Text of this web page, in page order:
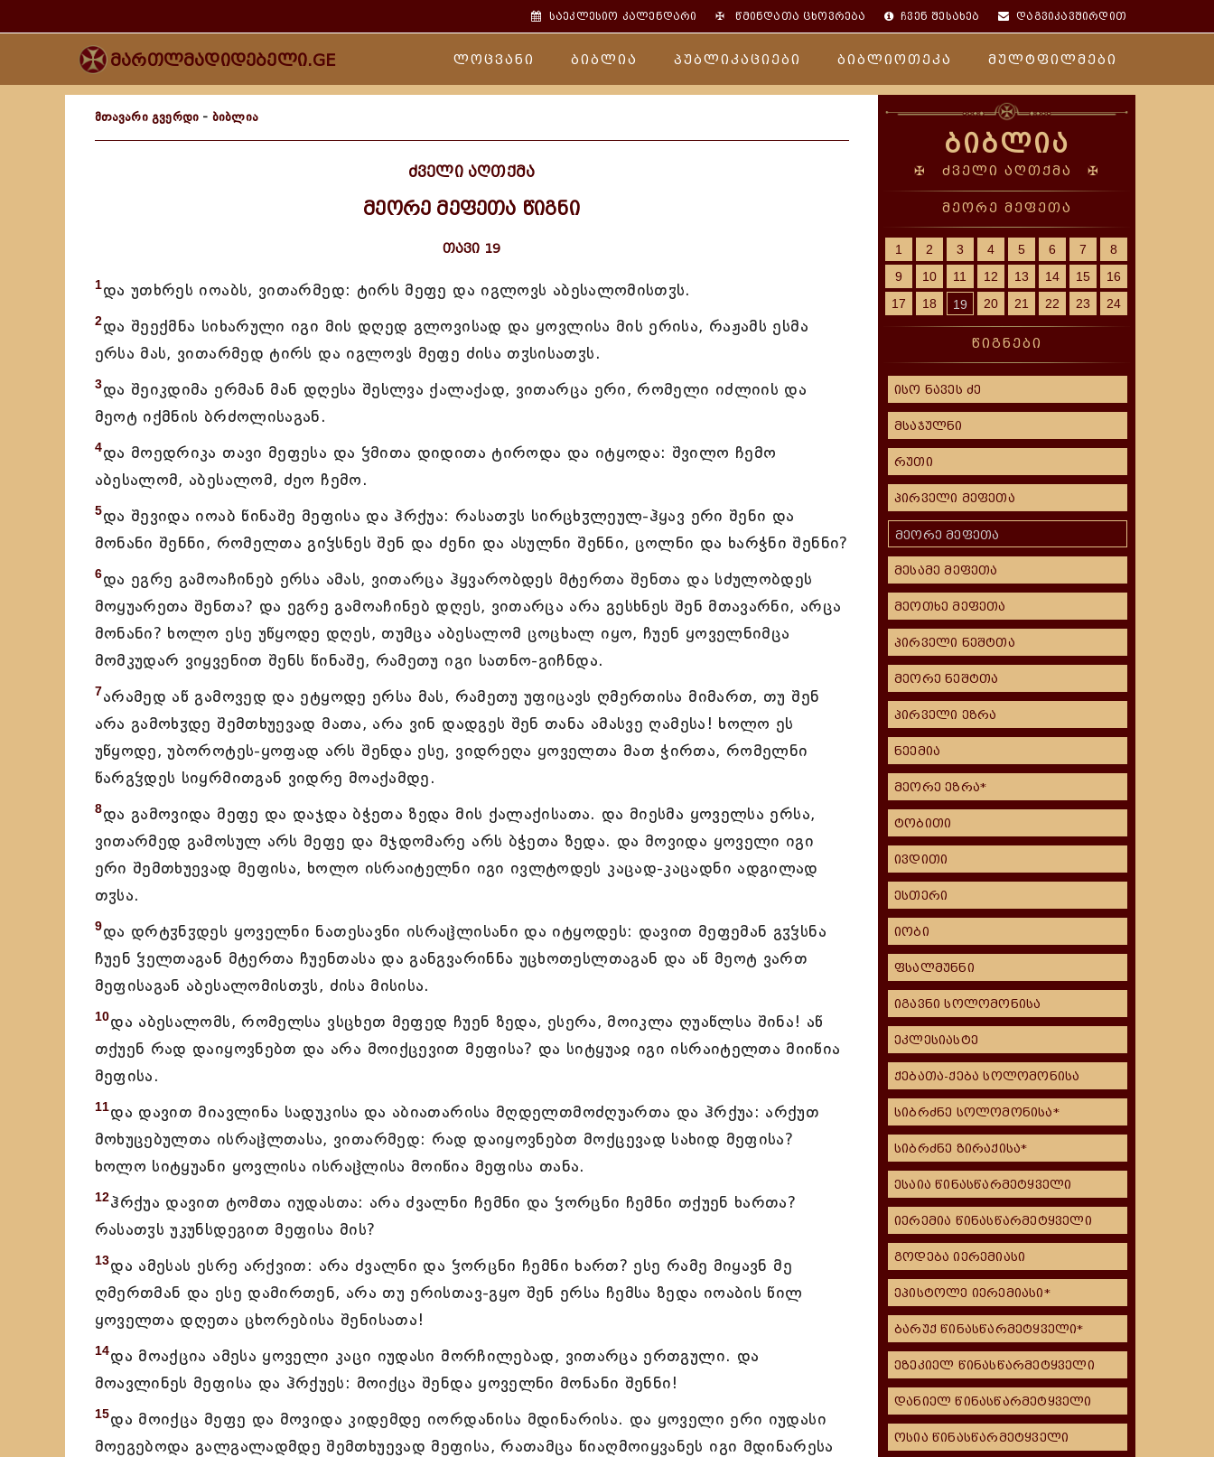
საეკლესიო კალენდარი ✠წმინდათა ცხოვრება ჩვენ შესახებ დაგვიკავშირდით
მართლმადიდებელი.GE ლოცვანი ბიბლია პუბლიკაციები ბიბლიოთეკა მულტფილმები
მთავარი გვერდი - ბიბლია
ძველი აღთქმა
მეორე მეფეთა წიგნი
თავი 19
1და უთხრეს იოაბს, ვითარმედ: ტირს მეფე და იგლოვს აბესალომისთჳს.
2და შეექმნა სიხარული იგი მის დღედ გლოვისად და ყოვლისა მის ერისა, რაჟამს ესმა
ერსა მას, ვითარმედ ტირს და იგლოვს მეფე ძისა თჳსისათჳს.
3და შეიკდიმა ერმან მან დღესა შესლვა ქალაქად, ვითარცა ერი, რომელი იძლიის და
მეოტ იქმნის ბრძოლისაგან.
4და მოედრიკა თავი მეფესა და ჴმითა დიდითა ტიროდა და იტყოდა: შვილო ჩემო
აბესალომ, აბესალომ, ძეო ჩემო.
5და შევიდა იოაბ წინაშე მეფისა და ჰრქუა: რასათჳს სირცხჳლეულ-ჰყავ ერი შენი და
მონანი შენნი, რომელთა გიჴსნეს შენ და ძენი და ასულნი შენნი, ცოლნი და ხარჭნი შენნი?
6და ეგრე გამოაჩინებ ერსა ამას, ვითარცა ჰყვარობდეს მტერთა შენთა და სძულობდეს
მოყუარეთა შენთა? და ეგრე გამოაჩინებ დღეს, ვითარცა არა გესხნეს შენ მთავარნი, არცა
მონანი? ხოლო ესე უწყოდე დღეს, თუმცა აბესალომ ცოცხალ იყო, ჩუენ ყოველნიმცა
მომკუდარ ვიყვენით შენს წინაშე, რამეთუ იგი სათნო-გიჩნდა.
7არამედ აწ გამოვედ და ეტყოდე ერსა მას, რამეთუ უფიცავს ღმერთისა მიმართ, თუ შენ
არა გამოხჳდე შემთხუევად მათა, არა ვინ დადგეს შენ თანა ამასვე ღამესა! ხოლო ეს
უწყოდე, უბოროტეს-ყოფად არს შენდა ესე, ვიდრეღა ყოველთა მათ ჭირთა, რომელნი
წარგჴდეს სიყრმითგან ვიდრე მოაქამდე.
8და გამოვიდა მეფე და დაჯდა ბჭეთა ზედა მის ქალაქისათა. და მიესმა ყოველსა ერსა,
ვითარმედ გამოსულ არს მეფე და მჯდომარე არს ბჭეთა ზედა. და მოვიდა ყოველი იგი
ერი შემთხუევად მეფისა, ხოლო ისრაიტელნი იგი ივლტოდეს კაცად-კაცადნი ადგილად
თჳსა.
9და დრტჳნჳდეს ყოველნი ნათესავნი ისრაჱლისანი და იტყოდეს: დავით მეფემან გჳჴსნა
ჩუენ ჴელთაგან მტერთა ჩუენთასა და განგვარინნა უცხოთესლთაგან და აწ მეოტ ვართ
მეფისაგან აბესალომისთჳს, ძისა მისისა.
10და აბესალომს, რომელსა ვსცხეთ მეფედ ჩუენ ზედა, ესერა, მოიკლა ღუაწლსა შინა! აწ
თქუენ რად დაიყოვნებთ და არა მოიქცევით მეფისა? და სიტყუაჲ იგი ისრაიტელთა მიიწია
მეფისა.
11და დავით მიავლინა სადუკისა და აბიათარისა მღდელთმოძღუართა და ჰრქუა: არქუთ
მოხუცებულთა ისრაჱლთასა, ვითარმედ: რად დაიყოვნებთ მოქცევად სახიდ მეფისა?
ხოლო სიტყუანი ყოვლისა ისრაჱლისა მოიწია მეფისა თანა.
12ჰრქუა დავით ტომთა იუდასთა: არა ძვალნი ჩემნი და ჴორცნი ჩემნი თქუენ ხართა?
რასათჳს უკუნსდეგით მეფისა მის?
13და ამესას ესრე არქვით: არა ძვალნი და ჴორცნი ჩემნი ხართ? ესე რამე მიყავნ მე
ღმერთმან და ესე დამირთენ, არა თუ ერისთავ-გყო შენ ერსა ჩემსა ზედა იოაბის წილ
ყოველთა დღეთა ცხორებისა შენისათა!
14და მოაქცია ამესა ყოველი კაცი იუდასი მორჩილებად, ვითარცა ერთგული. და
მოავლინეს მეფისა და ჰრქუეს: მოიქცა შენდა ყოველნი მონანი შენნი!
15და მოიქცა მეფე და მოვიდა კიდემდე იორდანისა მდინარისა. და ყოველი ერი იუდასი
მოეგებოდა გალგალადმდე შემთხუევად მეფისა, რათამცა წიაღმოიყვანეს იგი მდინარესა
ბიბლია
✠ ძველი აღთქმა ✠
მეორე მეფეთა
1 2 3 4 5 6 7
8
9
10 11 12 13 14 15
16
17
18 19 20 21 22 23 24
წიგნები
ისო ნავეს ძე
მსაჯულნი
რუთი
პირველი მეფეთა
მეორე მეფეთა
მესამე მეფეთა
მეოთხე მეფეთა
პირველი ნეშტთა
მეორე ნეშტთა
პირველი ეზრა
ნეემია
მეორე ეზრა*
ტობითი
ივდითი
ესთერი
იობი
ფსალმუნნი
იგავნი სოლომონისა
ეკლესიასტე
ქებათა-ქება სოლომონისა
სიბრძნე სოლომონისა*
სიბრძნე ზირაქისა*
ესაია წინასწარმეტყველი
იერემია წინასწარმეტყველი
გოდება იერემიასი
ეპისტოლე იერემიასი*
ბარუქ წინასწარმეტყველი*
ეზეკიელ წინასწარმეტყველი
დანიელ წინასწარმეტყველი
ოსია წინასწარმეტყველი